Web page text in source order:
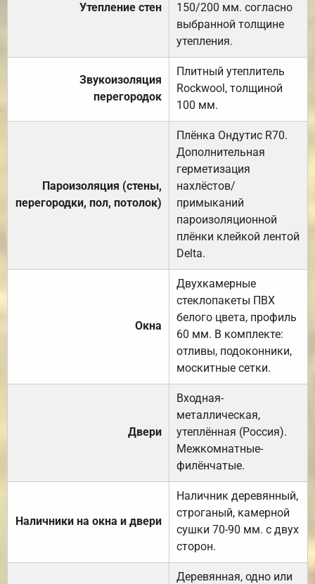
Утепление стен
150/200 мм. согласно
выбранной толщине
утепления.
Звукоизоляция
перегородок
Плитный утеплитель
Rockwool, толщиной
100 мм.
Пароизоляция (стены,
перегородки, пол, потолок)
Плёнка Ондутис R70.
Дополнительная
герметизация
нахлёстов/
примыканий
пароизоляционной
плёнки клейкой лентой
Delta.
Окна
Двухкамерные
стеклопакеты ПВХ
белого цвета, профиль
60 мм. В комплекте:
отливы, подоконники,
москитные сетки.
Двери
Входная-
металлическая,
утеплённая (Россия).
Межкомнатные-
филёнчатые.
Наличники на окна и двери
Наличник деревянный,
строганый, камерной
сушки 70-90 мм. с двух
сторон.
Деревянная, одно или